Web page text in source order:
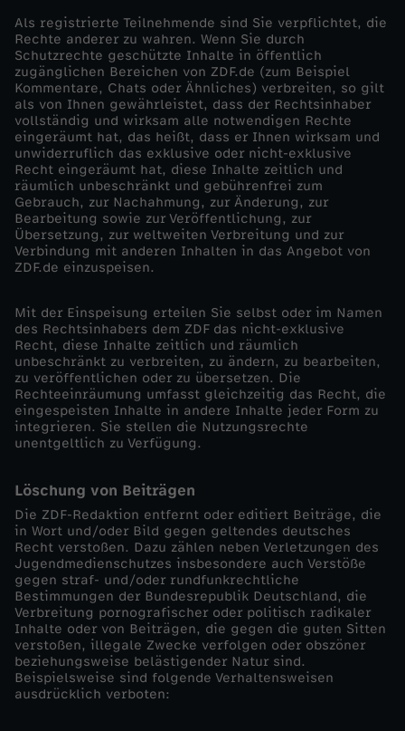
Als registrierte Teilnehmende sind Sie verpflichtet, die
Rechte anderer zu wahren. Wenn Sie durch
Schutzrechte geschützte Inhalte in öffentlich
zugänglichen Bereichen von ZDF.de (zum Beispiel
Kommentare, Chats oder Ähnliches) verbreiten, so gilt
als von Ihnen gewährleistet, dass der Rechtsinhaber
vollständig und wirksam alle notwendigen Rechte
eingeräumt hat, das heißt, dass er Ihnen wirksam und
unwiderruflich das exklusive oder nicht-exklusive
Recht eingeräumt hat, diese Inhalte zeitlich und
räumlich unbeschränkt und gebührenfrei zum
Gebrauch, zur Nachahmung, zur Änderung, zur
Bearbeitung sowie zur Veröffentlichung, zur
Übersetzung, zur weltweiten Verbreitung und zur
Verbindung mit anderen Inhalten in das Angebot von
ZDF.de einzuspeisen.
Mit der Einspeisung erteilen Sie selbst oder im Namen
des Rechtsinhabers dem ZDF das nicht-exklusive
Recht, diese Inhalte zeitlich und räumlich
unbeschränkt zu verbreiten, zu ändern, zu bearbeiten,
zu veröffentlichen oder zu übersetzen. Die
Rechteeinräumung umfasst gleichzeitig das Recht, die
eingespeisten Inhalte in andere Inhalte jeder Form zu
integrieren. Sie stellen die Nutzungsrechte
unentgeltlich zu Verfügung.
Löschung von Beiträgen
Die ZDF-Redaktion entfernt oder editiert Beiträge, die
in Wort und/oder Bild gegen geltendes deutsches
Recht verstoßen. Dazu zählen neben Verletzungen des
Jugendmedienschutzes insbesondere auch Verstöße
gegen straf- und/oder rundfunkrechtliche
Bestimmungen der Bundesrepublik Deutschland, die
Verbreitung pornografischer oder politisch radikaler
Inhalte oder von Beiträgen, die gegen die guten Sitten
verstoßen, illegale Zwecke verfolgen oder obszöner
beziehungsweise belästigender Natur sind.
Beispielsweise sind folgende Verhaltensweisen
ausdrücklich verboten: